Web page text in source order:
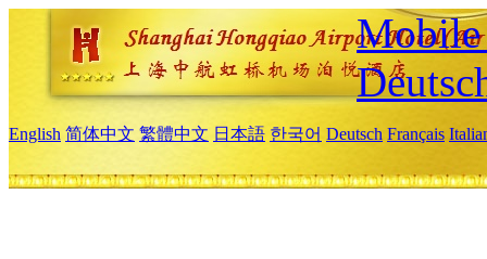
Mobile
English 简体中文 繁體中文 日本語 한국어 Deutsch Français